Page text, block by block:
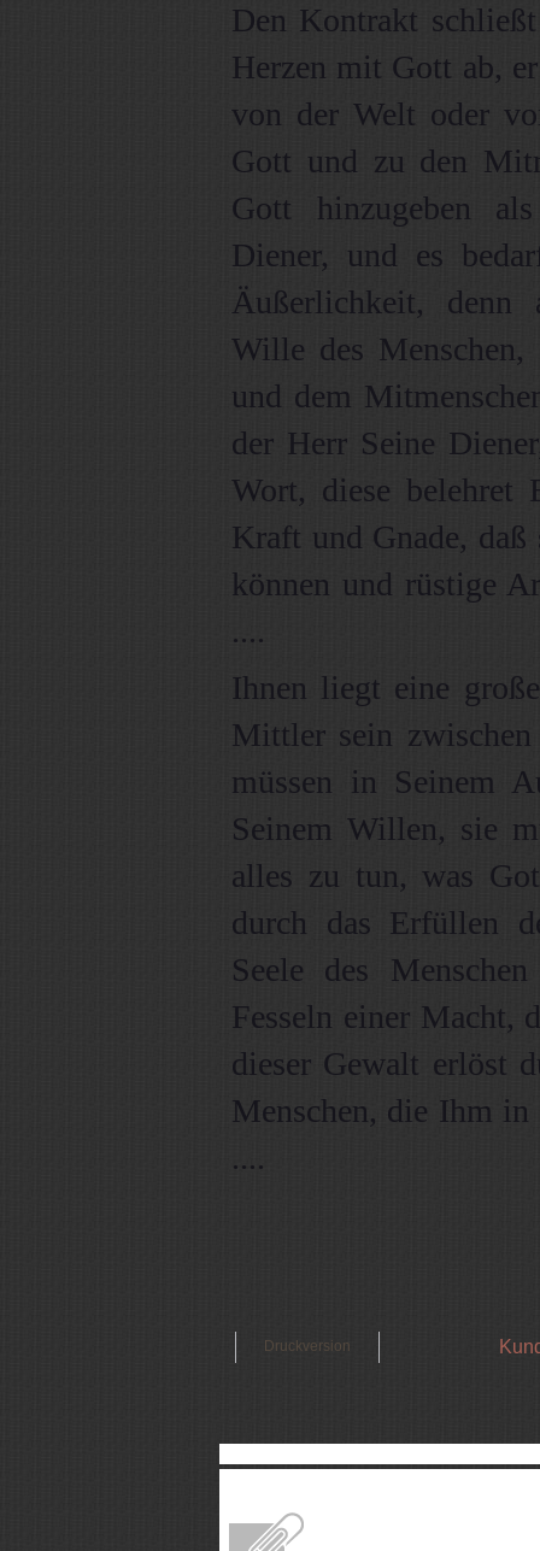
Den Kontrakt
Herzen mit Gott ab,
von der Welt oder
Gott und zu den
Gott hinzugeben
Diener, und es
Äußerlichkeit, denn
Wille des
und dem
der Herr Seine
Wort, diese
Kraft und Gnade,
können und rüstige
....
Ihnen liegt eine
Mittler sein
müssen in Seinem
Seinem Willen, sie
alles zu tun, was
durch das Erfüllen
Seele des
Fesseln einer Macht,
dieser Gewalt erlöst
Menschen, die Ihm
....
Druckversion